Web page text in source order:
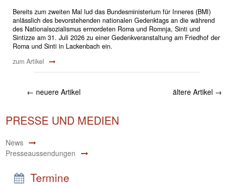
Bereits zum zweiten Mal lud das Bundesministerium für Inneres (BMI)
anlässlich des bevorstehenden nationalen Gedenktags an die während
des Nationalsozialismus ermordeten Roma und Romnja, Sinti und
Sintizze am 31. Juli 2026 zu einer Gedenkveranstaltung am Friedhof der
Roma und Sinti in Lackenbach ein.
zum Artikel
← neuere Artikel ältere Artikel →
PRESSE UND MEDIEN
News
Presseaussendungen
Termine